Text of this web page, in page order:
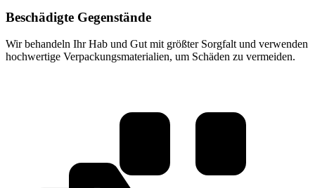
Beschädigte Gegenstände
Wir behandeln Ihr Hab und Gut mit größter Sorgfalt und verwenden
hochwertige Verpackungsmaterialien, um Schäden zu vermeiden.